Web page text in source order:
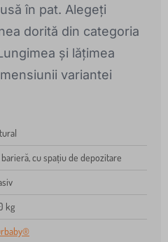
în pat. Alegeți
dorită din categoria
și lățimea
variantei
cu spațiu de depozitare
kg